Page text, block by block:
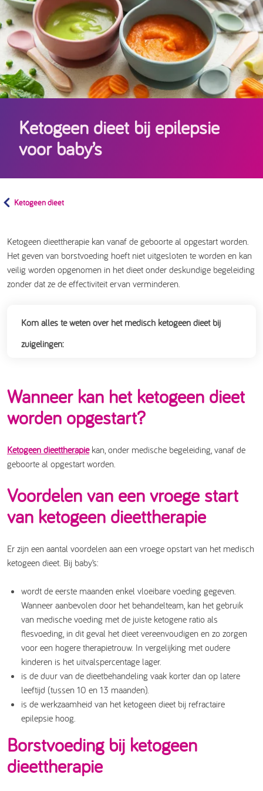
Ketogeen dieet bij epilepsie
voor baby’s
Ketogeen dieet
Ketogeen dieettherapie kan vanaf de geboorte al opgestart worden.
Het geven van borstvoeding hoeft niet uitgesloten te worden en kan
veilig worden opgenomen in het dieet onder deskundige begeleiding
zonder dat ze de effectiviteit ervan verminderen.
Kom alles te weten over het medisch ketogeen dieet bij
zuigelingen:
Wanneer kan het ketogeen dieet
worden opgestart?
Ketogeen dieettherapiekan, onder medische begeleiding, vanaf de
geboorte al opgestart worden.
Voordelen van een vroege start
van ketogeen dieettherapie
Er zijn een aantal voordelen aan een vroege opstart van het medisch
ketogeen dieet. Bij baby’s:
wordt de eerste maanden enkel vloeibare voeding gegeven.
Wanneer aanbevolen door het behandelteam, kan het gebruik
van medische voeding met de juiste ketogene ratio als
flesvoeding, in dit geval het dieet vereenvoudigen en zo zorgen
voor een hogere therapietrouw. In vergelijking met oudere
kinderen is het uitvalspercentage lager.
is de duur van de dieetbehandeling vaak korter dan op latere
leeftijd (tussen 10 en 13 maanden).
is de werkzaamheid van het ketogeen dieet bij refractaire
epilepsie hoog.
Borstvoeding bij ketogeen
dieettherapie